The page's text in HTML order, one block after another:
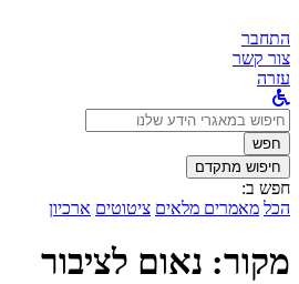
התחבר
צור קשר
עזרה
לחפש
ב:חפש
חיפוש מתקדם
חפש ב:
הכל מאמרים מלאים ציטוטים ארכיון
מקור: נאום לציבור